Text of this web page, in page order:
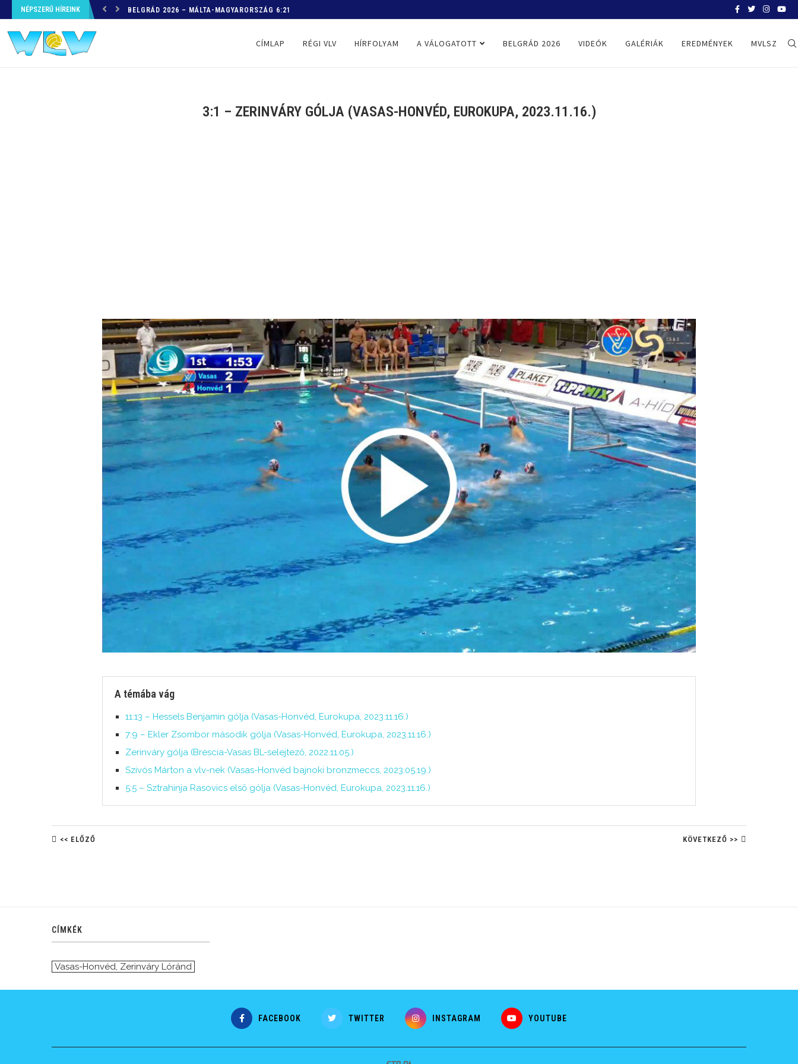
NÉPSZERŰ HÍREINK HELYZETKÉP AZ EB-RŐL – A TOVÁBBI PROGRAM
CÍMLAP RÉGI VLV HÍRFOLYAM A VÁLOGATOTT BELGRÁD 2026 VIDEÓK GALÉRIÁK EREDMÉNYEK MVLSZ
3:1 – ZERINVÁRY GÓLJA (VASAS-HONVÉD, EUROKUPA, 2023.11.16.)
A témába vág
11:13 – Hessels Benjamin gólja (Vasas-Honvéd, Eurokupa, 2023.11.16.)
7:9 – Ekler Zsombor második gólja (Vasas-Honvéd, Eurokupa, 2023.11.16.)
Zerinváry gólja (Brescia-Vasas BL-selejtező, 2022.11.05.)
Szivós Márton a vlv-nek (Vasas-Honvéd bajnoki bronzmeccs, 2023.05.19.)
5:5 – Sztrahinja Rasovics első gólja (Vasas-Honvéd, Eurokupa, 2023.11.16.)
<< ELŐZŐ KÖVETKEZŐ >>
CÍMKÉK
Vasas-Honvéd, Zerinváry Lóránd
FACEBOOK TWITTER INSTAGRAM YOUTUBE